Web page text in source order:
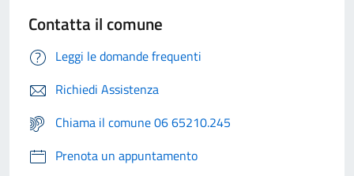
Contatta il comune
Leggi le domande frequenti
Richiedi Assistenza
Chiama il comune 06 65210.245
Prenota un appuntamento